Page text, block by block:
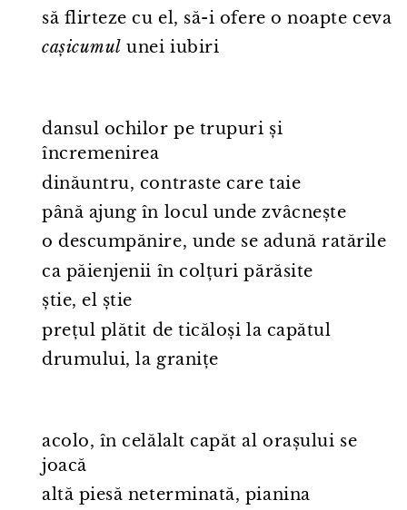
să flirteze cu el, să-i ofere o noapte ceva
cașicumul unei iubiri
dansul ochilor pe trupuri și
încremenirea
dinăuntru, contraste care taie
până ajung în locul unde zvâcnește
o descumpănire, unde se adună ratările
ca păienjenii în colțuri părăsite
știe, el știe
prețul plătit de ticăloși la capătul
drumului, la granițe
acolo, în celălalt capăt al orașului se
joacă
altă piesă neterminată, pianina